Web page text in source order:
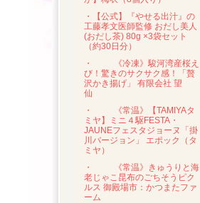
・【公式】『やせる出汁』の
工藤孝文医師監修 おだし美人
(おだし茶) 80g ×3袋セット
（約30日分）
・
《冷凍》駿河湾産桜え
び！驚きのサクサク感！「贅
沢かき揚げ」 有限会社 望
仙
・
《常温》【TAMIYAタ
ミヤ】ミニ４駆FESTA・
JAUNEフェスタジョーヌ「掛
川バージョン」 エポック（タ
ミヤ）
・
《常温》きゅうりと海
老じゃこ昆布のごちそうピク
ルス 御殿場市：かつまたファ
ーム